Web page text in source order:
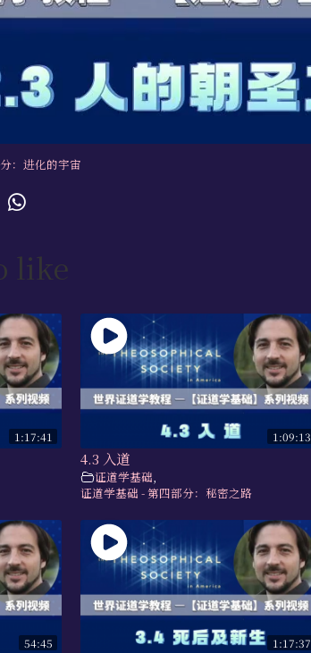
：进化的宇宙
like
1:17:41 1:09:13
4.3 入道
证道学基础,
证道学基础 - 第四部分：秘密之路
54:45 1:17:37